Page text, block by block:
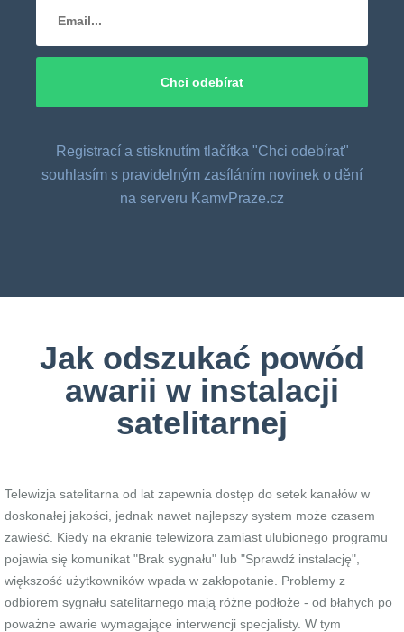
Registrací a stisknutím tlačítka "Chci odebírat"
souhlasím s pravidelným zasíláním novinek o dění
na serveru KamvPraze.cz
Jak odszukać powód
awarii w instalacji
satelitarnej
Telewizja satelitarna od lat zapewnia dostęp do setek kanałów w
doskonałej jakości, jednak nawet najlepszy system może czasem
zawieść. Kiedy na ekranie telewizora zamiast ulubionego programu
pojawia się komunikat "Brak sygnału" lub "Sprawdź instalację",
większość użytkowników wpada w zakłopotanie. Problemy z
odbiorem sygnału satelitarnego mają różne podłoże - od błahych po
poważne awarie wymagające interwencji specjalisty. W tym